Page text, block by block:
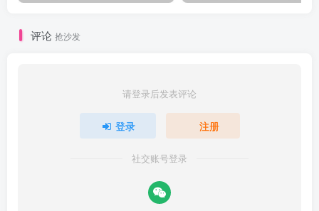
评论 抢沙发
请登录后发表评论
登录 注册
社交账号登录